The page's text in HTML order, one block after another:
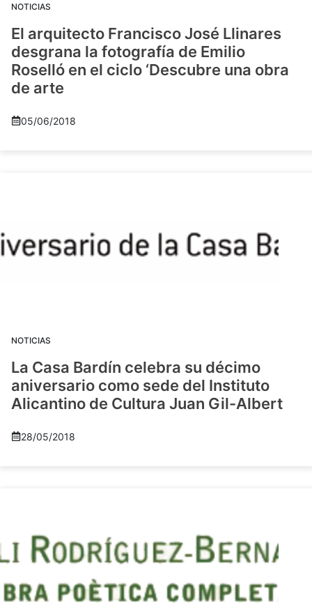
NOTICIAS
El arquitecto Francisco José Llinares
desgrana la fotografía de Emilio
Roselló en el ciclo ‘Descubre una obra
de arte
05/06/2018
NOTICIAS
La Casa Bardín celebra su décimo
aniversario como sede del Instituto
Alicantino de Cultura Juan Gil-Albert
28/05/2018